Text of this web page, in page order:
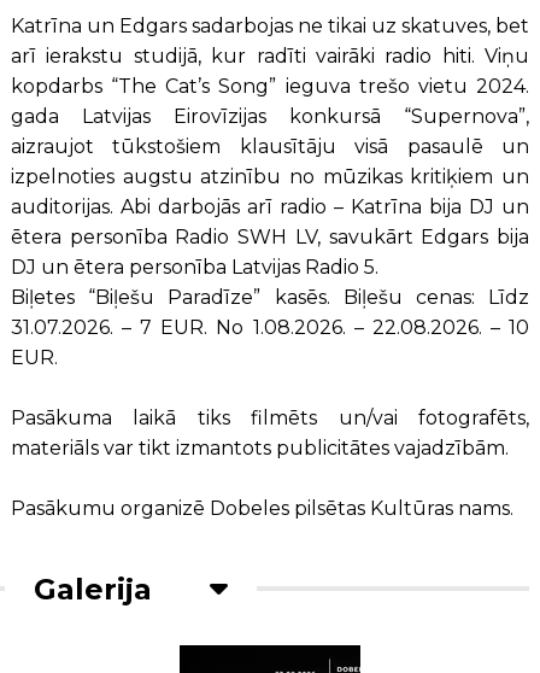
Katrīna un Edgars sadarbojas ne tikai uz skatuves, bet
arī ierakstu studijā, kur radīti vairāki radio hiti. Viņu
kopdarbs “The Cat’s Song” ieguva trešo vietu 2024.
gada Latvijas Eirovīzijas konkursā “Supernova”,
aizraujot tūkstošiem klausītāju visā pasaulē un
izpelnoties augstu atzinību no mūzikas kritiķiem un
auditorijas. Abi darbojās arī radio – Katrīna bija DJ un
ētera personība Radio SWH LV, savukārt Edgars bija
DJ un ētera personība Latvijas Radio 5.
Biļetes “Biļešu Paradīze” kasēs. Biļešu cenas: Līdz
31.07.2026. – 7 EUR. No 1.08.2026. – 22.08.2026. – 10
EUR.
Pasākuma laikā tiks filmēts un/vai fotografēts,
materiāls var tikt izmantots publicitātes vajadzībām.
Pasākumu organizē Dobeles pilsētas Kultūras nams.
Galerija